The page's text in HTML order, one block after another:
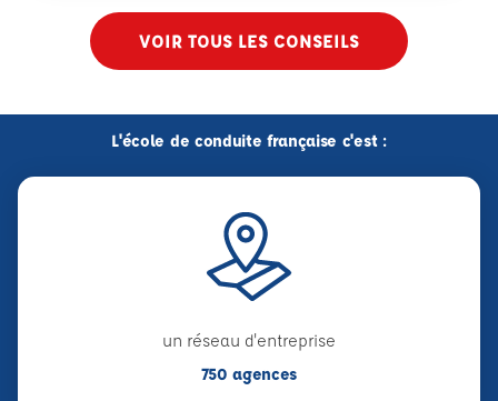
VOIR TOUS LES CONSEILS
L'école de conduite française c'est :
un réseau d'entreprise
750 agences